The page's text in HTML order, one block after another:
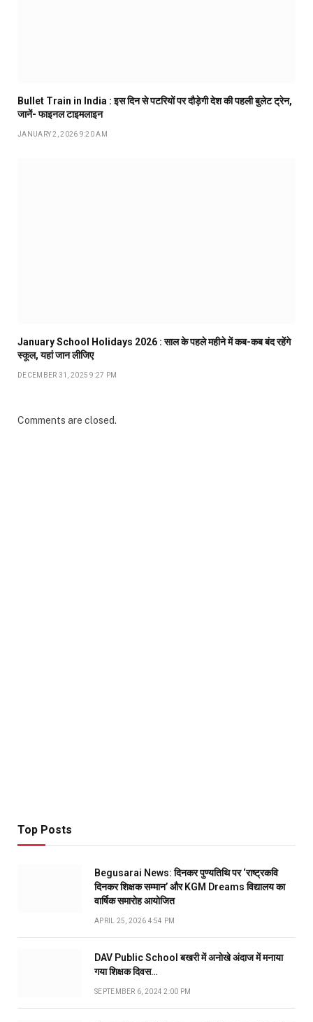
Bullet Train in India : इस दिन से पटरियों पर दौड़ेगी देश की पहली बुलेट ट्रेन,
जानें- फाइनल टाइमलाइन
JANUARY 2, 2026 9:20 AM
January School Holidays 2026 : साल के पहले महीने में कब-कब बंद रहेंगे
स्कूल, यहां जान लीजिए
DECEMBER 31, 2025 9:27 PM
Comments are closed.
Top Posts
Begusarai News: दिनकर पुण्यतिथि पर ‘राष्ट्रकवि
दिनकर शिक्षक सम्मान’ और KGM Dreams विद्यालय का
वार्षिक समारोह आयोजित
APRIL 25, 2026 4:54 PM
DAV Public School बखरी में अनोखे अंदाज में मनाया
गया शिक्षक दिवस…
SEPTEMBER 6, 2024 2:00 PM